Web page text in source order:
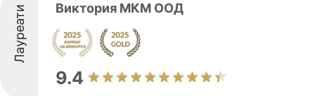
Лауреати Виктория МКМ ООД
9.4